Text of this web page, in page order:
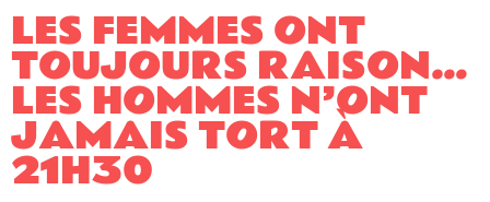
LES FEMMES ONT
TOUJOURS RAISON…
LES HOMMES N’ONT
JAMAIS TORT À
21H30